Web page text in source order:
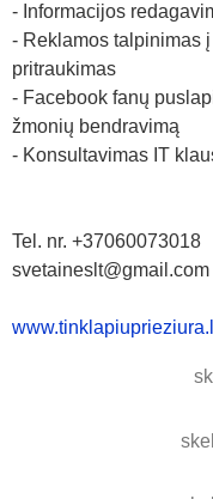
- Informacijos
- Reklamos talpinimas
pritraukimas
- Facebook fanų
žmonių bendravimą
- Konsultavimas IT
Tel. nr. +37060073018
svetaineslt@gmail.com